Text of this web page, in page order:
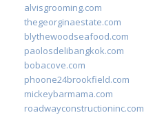
alvisgrooming.com
thegeorginaestate.com
blythewoodseafood.com
paolosdelibangkok.com
bobacove.com
phoone24brookfield.com
mickeybarmama.com
roadwayconstructioninc.com